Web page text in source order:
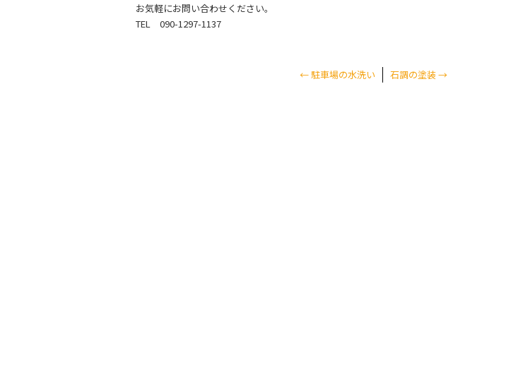
お気軽にお問い合わせください。
TEL 090-1297-1137
←駐車場の水洗い 石調の塗装→